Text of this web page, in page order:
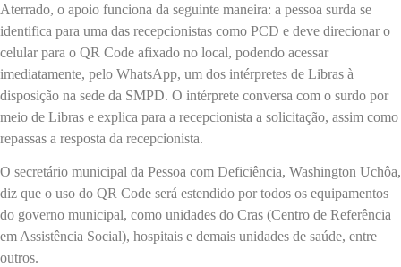
Aterrado, o apoio funciona da seguinte maneira: a pessoa surda se
identifica para uma das recepcionistas como PCD e deve direcionar o
celular para o QR Code afixado no local, podendo acessar
imediatamente, pelo WhatsApp, um dos intérpretes de Libras à
disposição na sede da SMPD. O intérprete conversa com o surdo por
meio de Libras e explica para a recepcionista a solicitação, assim como
repassas a resposta da recepcionista.
O secretário municipal da Pessoa com Deficiência, Washington Uchôa,
diz que o uso do QR Code será estendido por todos os equipamentos
do governo municipal, como unidades do Cras (Centro de Referência
em Assistência Social), hospitais e demais unidades de saúde, entre
outros.